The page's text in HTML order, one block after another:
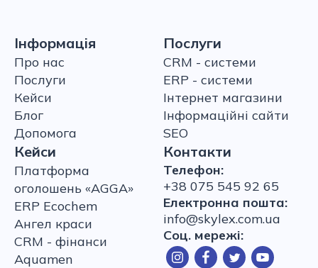
Послуги
CRM - системи
ERP - системи
Інтернет магазини
Інформаційні сайти
SEO
Кейси
Платформа
оголошень «AGGA»
ERP Ecochem
Ангел краси
CRM - фінанси
Aquamen
Інформація
Про нас
Послуги
Кейси
Блог
Допомога
Контакти
Телефон:
+38 075 545 92 65
Електронна пошта:
info@skylex.com.ua
Соц. мережі: